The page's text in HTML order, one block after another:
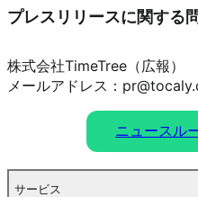
プレスリリースに関する
株式会社TimeTree（広報）
メールアドレス：
ニュースル
サービス